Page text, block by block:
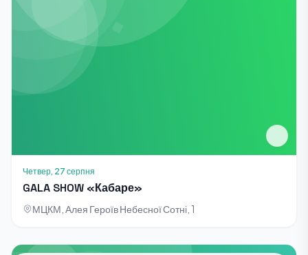
Четвер, 27 серпня
GALA SHOW «Кабаре»
МЦКМ, Алея Героїв Небесної Сотні, 1